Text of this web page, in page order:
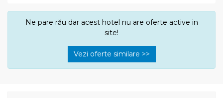
Ne pare rău dar acest hotel nu are oferte active in
site!
Vezi oferte similare >>